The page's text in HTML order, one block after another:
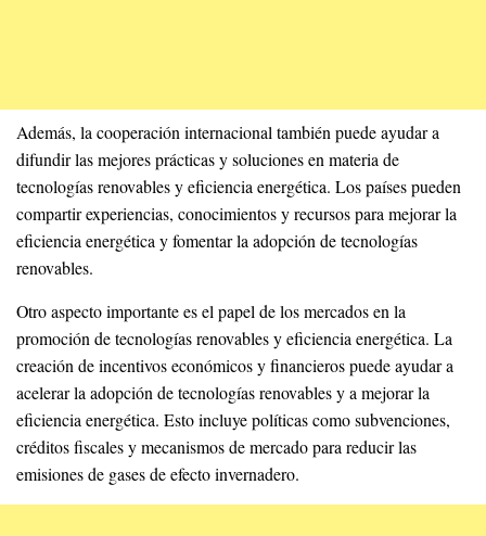
Además, la cooperación internacional también puede ayudar a
difundir las mejores prácticas y soluciones en materia de
tecnologías renovables y eficiencia energética. Los países pueden
compartir experiencias, conocimientos y recursos para mejorar la
eficiencia energética y fomentar la adopción de tecnologías
renovables.
Otro aspecto importante es el papel de los mercados en la
promoción de tecnologías renovables y eficiencia energética. La
creación de incentivos económicos y financieros puede ayudar a
acelerar la adopción de tecnologías renovables y a mejorar la
eficiencia energética. Esto incluye políticas como subvenciones,
créditos fiscales y mecanismos de mercado para reducir las
emisiones de gases de efecto invernadero.